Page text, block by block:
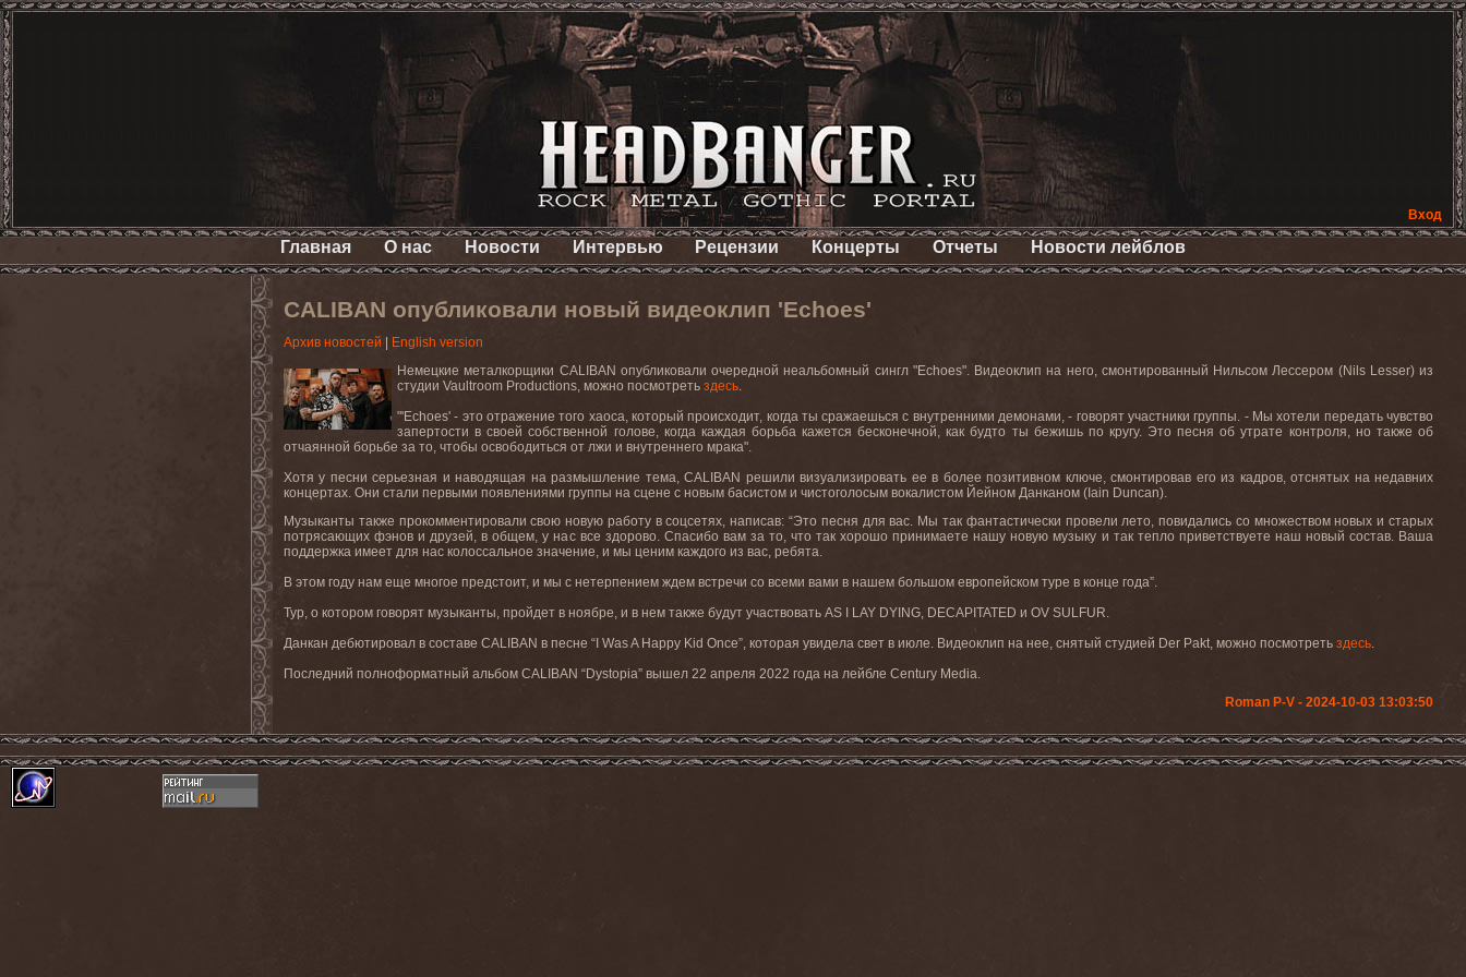
Вход
Главная О нас Новости Интервью Рецензии Концерты Отчеты Новости лейблов
CALIBAN опубликовали новый видеоклип 'Echoes'
Архив новостей
English version
Немецкие металкорщики CALIBAN опубликовали очередной неальбомный сингл "Echoes". Видеоклип на него, смонтированный Нильсом Лессером (Nils Lesser) из
студии Vaultroom Productions, можно посмотреть здесь.
"'Echoes' - это отражение того хаоса, который происходит, когда ты сражаешься с внутренними демонами, - говорят участники группы. - Мы хотели передать чувство
запертости в своей собственной голове, когда каждая борьба кажется бесконечной, как будто ты бежишь по кругу. Это песня об утрате контроля, но также об
отчаянной борьбе за то, чтобы освободиться от лжи и внутреннего мрака".
Хотя у песни серьезная и наводящая на размышление тема, CALIBAN решили визуализировать ее в более позитивном ключе, смонтировав его из кадров, отснятых на недавних
концертах. Они стали первыми появлениями группы на сцене с новым басистом и чистоголосым вокалистом Йейном Данканом (Iain Duncan).
Музыканты также прокомментировали свою новую работу в соцсетях, написав: “Это песня для вас. Мы так фантастически провели лето, повидались со множеством новых и старых
потрясающих фэнов и друзей, в общем, у нас все здорово. Спасибо вам за то, что так хорошо принимаете нашу новую музыку и так тепло приветствуете наш новый состав. Ваша
поддержка имеет для нас колоссальное значение, и мы ценим каждого из вас, ребята.
В этом году нам еще многое предстоит, и мы с нетерпением ждем встречи со всеми вами в нашем большом европейском туре в конце года”.
Тур, о котором говорят музыканты, пройдет в ноябре, и в нем также будут участвовать AS I LAY DYING, DECAPITATED и OV SULFUR.
Данкан дебютировал в составе CALIBAN в песне “I Was A Happy Kid Once”, которая увидела свет в июле. Видеоклип на нее, снятый студией Der Pakt, можно посмотреть здесь.
Последний полноформатный альбом CALIBAN “Dystopia” вышел 22 апреля 2022 года на лейбле Century Media.
Roman P-V - 2024-10-03 13:03:50